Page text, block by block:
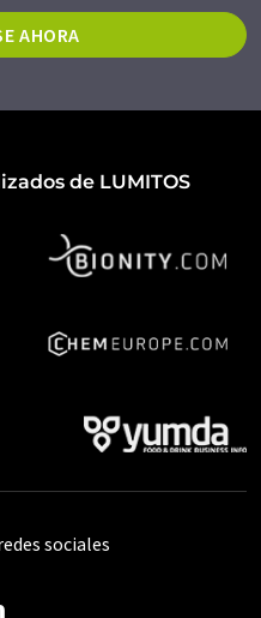
AHORA
de LUMITOS
sociales